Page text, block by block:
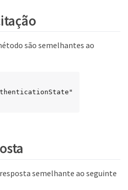
são semelhantes ao
semelhante ao seguinte